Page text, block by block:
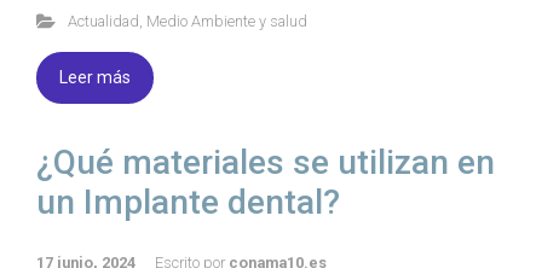
Actualidad Medio Ambiente y salud
Leer más
¿Qué materiales se utilizan en
un Implante dental?
17 junio, 2024 Escrito por conama10.es